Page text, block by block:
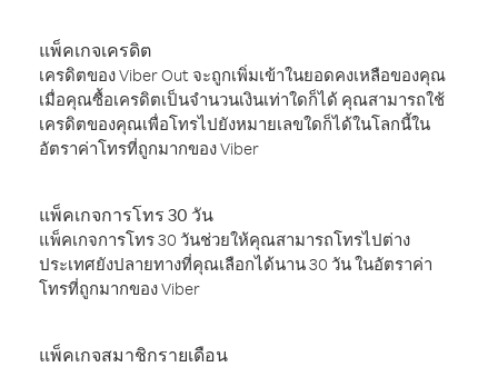
แพ็คเกจเครดิต
เครดิตของ Viber Out จะถูกเพิ่มเข้าในยอดคงเหลือของคุณ
เมื่อคุณซื้อเครดิตเป็นจำนวนเงินเท่าใดก็ได้ คุณสามารถใช้
เครดิตของคุณเพื่อโทรไปยังหมายเลขใดก็ได้ในโลกนี้ใน
อัตราค่าโทรที่ถูกมากของ Viber
แพ็คเกจการโทร 30 วัน
แพ็คเกจการโทร 30 วันช่วยให้คุณสามารถโทรไปต่าง
ประเทศยังปลายทางที่คุณเลือกได้นาน 30 วัน ในอัตราค่า
โทรที่ถูกมากของ Viber
แพ็คเกจสมาชิกรายเดือน